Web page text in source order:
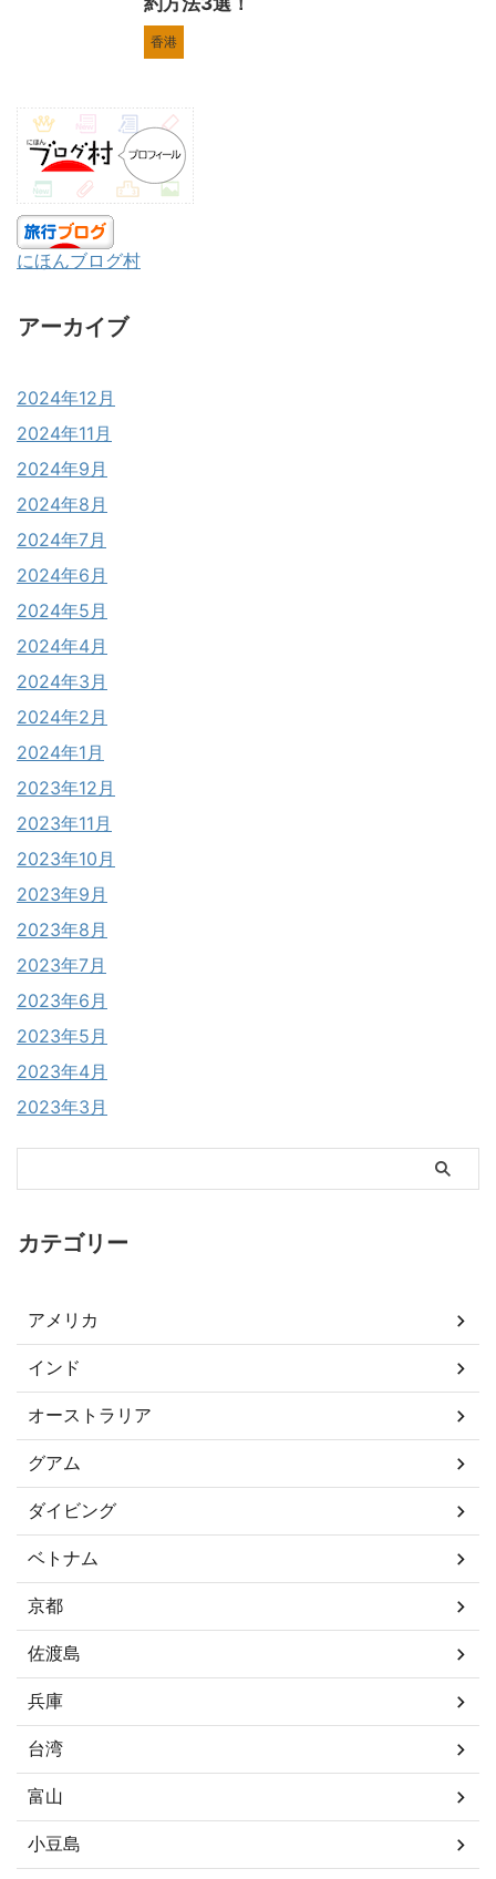
香港
にほんブログ村
アーカイブ
2024年12月
2024年11月
2024年9月
2024年8月
2024年7月
2024年6月
2024年5月
2024年4月
2024年3月
2024年2月
2024年1月
2023年12月
2023年11月
2023年10月
2023年9月
2023年8月
2023年7月
2023年6月
2023年5月
2023年4月
2023年3月
カテゴリー
アメリカ
インド
オーストラリア
グアム
ダイビング
ベトナム
京都
佐渡島
兵庫
台湾
富山
小豆島